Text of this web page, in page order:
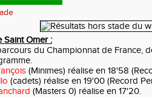
Saint Omer :
du Championnat de France,
(Minimes) réalise en 18'58
(cadets) réalise en 19'00 (Record
(Masters 0) réalise en 17'20.